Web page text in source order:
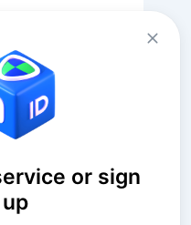
or sign
up